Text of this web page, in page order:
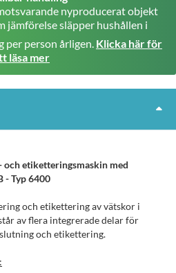
nyproducerat objekt
jämförelse släpper hushållen i
per person årligen. Klicka här för
läsa mer
etiketteringsmaskin med
- Typ 6400
och etikettering av vätskor i
av flera integrerade delar för
och etikettering.